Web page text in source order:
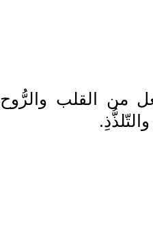
من القلب والرُّوح